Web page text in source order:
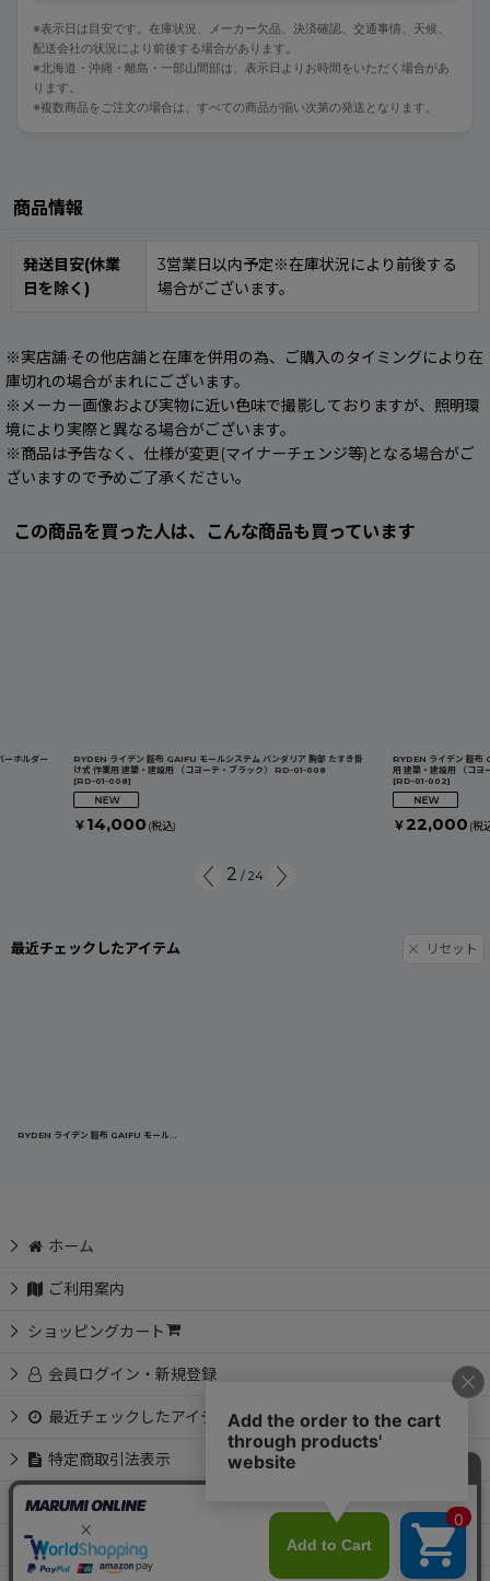
※表示日は目安です。在庫状況、メーカー欠品、決済確認、交通事情、天候、
配送会社の状況により前後する場合があります。
※北海道・沖縄・離島・一部山間部は、表示日よりお時間をいただく場合があ
ります。
※複数商品をご注文の場合は、すべての商品が揃い次第の発送となります。
商品情報
発送目安(休業
日を除く)
3営業日以内予定※在庫状況により前後する
場合がございます。
※実店舗·その他店舗と在庫を併用の為、ご購入のタイミングにより在
庫切れの場合がまれにございます。
※メーカー画像および実物に近い色味で撮影しておりますが、照明環
境により実際と異なる場合がございます。
※商品は予告なく、仕様が変更(マイナーチェンジ等)となる場合がご
ざいますので予めご了承ください。
この商品を買った人は、こんな商品も買っています
RYDEN ライデン 鎧布 GAIFU モールシステム バンダリア 胸部 たすき掛
け式 作業用 建築・建設用 （コヨーテ・ブラック） RD-01-008
]
14,000 (税込)
RYDEN ライデン 鎧布 GAIFU モー
用 建築・建設用 （コヨーテ・ブラ
]
22,000(税込)
2 / 24
最近チェックしたアイテム リセット
RYDEN ライデン 鎧布 GAIFU モールシステム ハンマーホルダー 作業用 建築・建設用 （コヨーテ・ブラック） RD-03-008
ホーム
ご利用案内
ショッピングカート
会員ログイン・新規登録
最近チェックしたアイテム
特定商取引法表示
お問い合わせ
📩 メルマガ会員募集中